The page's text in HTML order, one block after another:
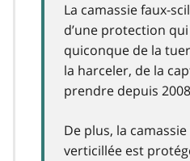
La camassie faux-
d’une protection
quiconque de la
la harceler, de la
prendre depuis
De plus, la
verticillée est